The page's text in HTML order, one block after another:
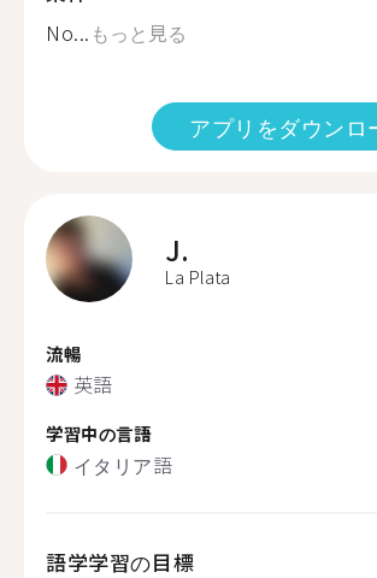
No... もっと見る
アプリをダウンロ
J.
La Plata
流暢
英語
学習中の言語
イタリア語
語学学習の目標